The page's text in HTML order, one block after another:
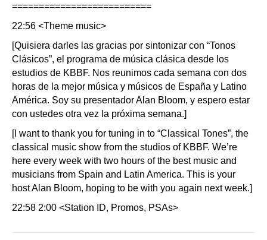
==========================
22:56 <Theme music>
[Quisiera darles las gracias por sintonizar con “Tonos
Clásicos”, el programa de música clásica desde los
estudios de KBBF. Nos reunimos cada semana con dos
horas de la mejor música y músicos de España y Latino
América. Soy su presentador Alan Bloom, y espero estar
con ustedes otra vez la próxima semana.]
[I want to thank you for tuning in to “Classical Tones”, the
classical music show from the studios of KBBF. We’re
here every week with two hours of the best music and
musicians from Spain and Latin America. This is your
host Alan Bloom, hoping to be with you again next week.]
22:58 2:00 <Station ID, Promos, PSAs>